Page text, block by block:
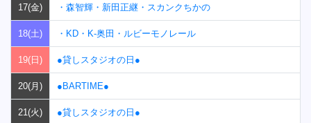
17(金) ・森智輝・新田正継・スカンクちかの
18(土) ・KD・K-奥田・ルビーモノレール
19(日) ●貸しスタジオの日●
20(月) ●BARTIME●
21(火) ●貸しスタジオの日●